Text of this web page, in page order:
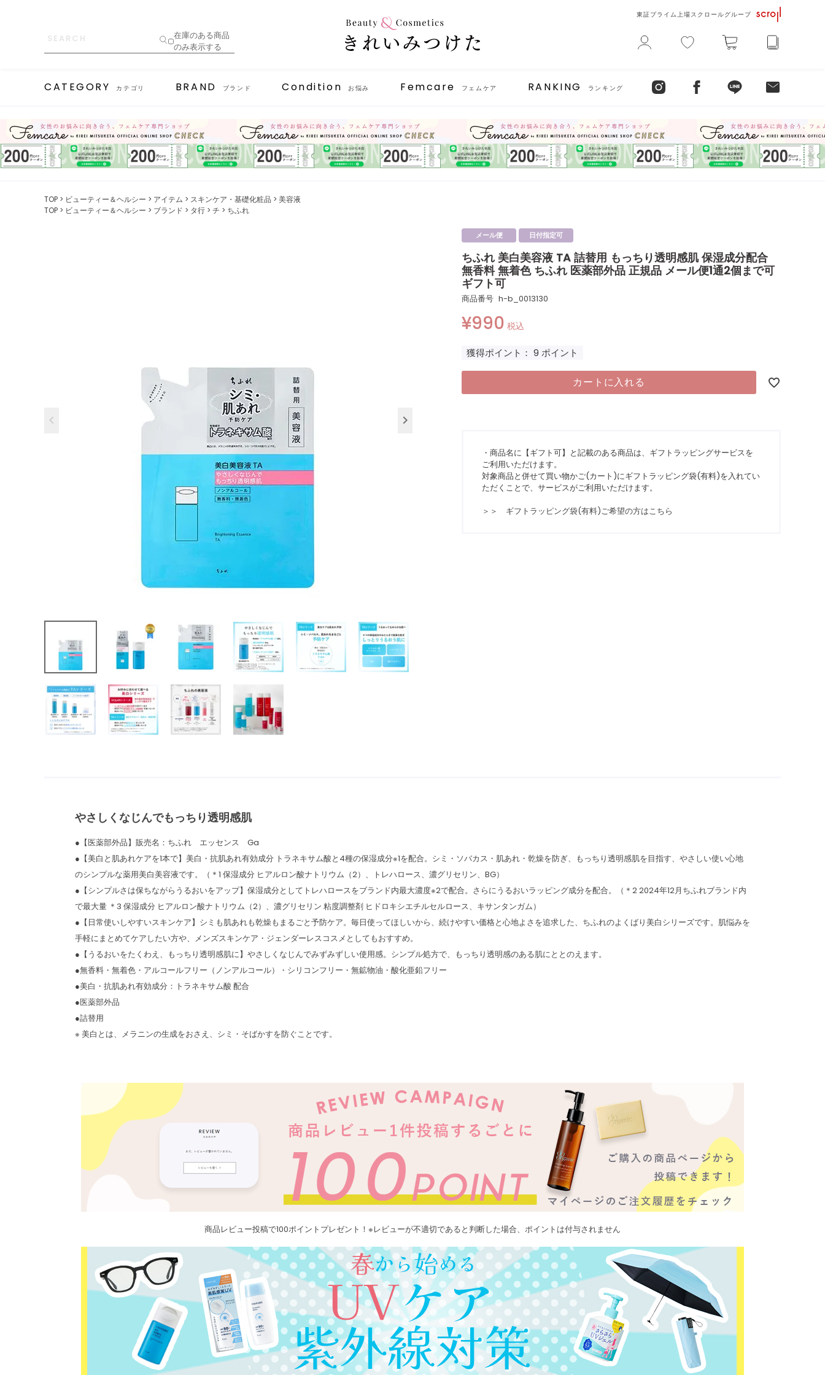
在庫のある商品
のみ表示する
東証プライム上場スクロールグループ
CATEGORY カテゴリ BRAND ブランド Condition お悩み Femcare フェムケア RANKING ランキング
TOP ビューティー＆ヘルシー アイテム スキンケア・基礎化粧品
美容液
TOP
ビューティー＆ヘルシー ブランド タ行 チ ちふれ
メール便 日付指定可
ちふれ 美白美容液 TA 詰替用 もっちり透明感肌 保湿成分配合
無香料 無着色 ちふれ 医薬部外品 正規品 メール便1通2個まで可
ギフト可
商品番号 h-b_0013130
¥990 税込
獲得ポイント： 9 ポイント
カートに入れる
・商品名に【ギフト可】と記載のある商品は、ギフトラッピングサービスを
ご利用いただけます。
対象商品と併せて買い物かご(カート)にギフトラッピング袋(有料)を入れてい
ただくことで、サービスがご利用いただけます。
＞＞ ギフトラッピング袋(有料)ご希望の方はこちら
やさしくなじんでもっちり透明感肌
●【医薬部外品】販売名：ちふれ エッセンス Ga
●【美白と肌あれケアを1本で】美白・抗肌あれ有効成分 トラネキサム酸と4種の保湿成分※1を配合。シミ・ソバカス・肌あれ・乾燥を防ぎ、もっちり透明感肌を目指す、やさしい使い心地
のシンプルな薬用美白美容液です。（＊1 保湿成分 ヒアルロン酸ナトリウム（2）、トレハロース、濃グリセリン、BG）
●【シンプルさは保ちながらうるおいをアップ】保湿成分としてトレハロースをブランド内最大濃度※2で配合。さらにうるおいラッピング成分を配合。（＊2 2024年12月ちふれブランド内
で最大量 ＊3 保湿成分 ヒアルロン酸ナトリウム（2）、濃グリセリン 粘度調整剤 ヒドロキシエチルセルロース、キサンタンガム）
●【日常使いしやすいスキンケア】シミも肌あれも乾燥もまるごと予防ケア。毎日使ってほしいから、続けやすい価格と心地よさを追求した、ちふれのよくばり美白シリーズです。肌悩みを
手軽にまとめてケアしたい方や、メンズスキンケア・ジェンダーレスコスメとしてもおすすめ。
●【うるおいをたくわえ、もっちり透明感肌に】やさしくなじんでみずみずしい使用感。シンプル処方で、もっちり透明感のある肌にととのえます。
●無香料・無着色・アルコールフリー（ノンアルコール）・シリコンフリー・無鉱物油・酸化亜鉛フリー
●美白・抗肌あれ有効成分：トラネキサム酸 配合
●医薬部外品
●詰替用
※ 美白とは、メラニンの生成をおさえ、シミ・そばかすを防ぐことです。
商品レビュー投稿で100ポイントプレゼント！※レビューが不適切であると判断した場合、ポイントは付与されません